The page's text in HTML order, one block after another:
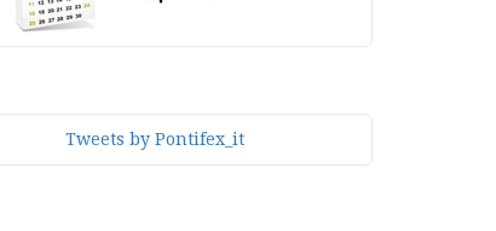
Tweets by Pontifex_it